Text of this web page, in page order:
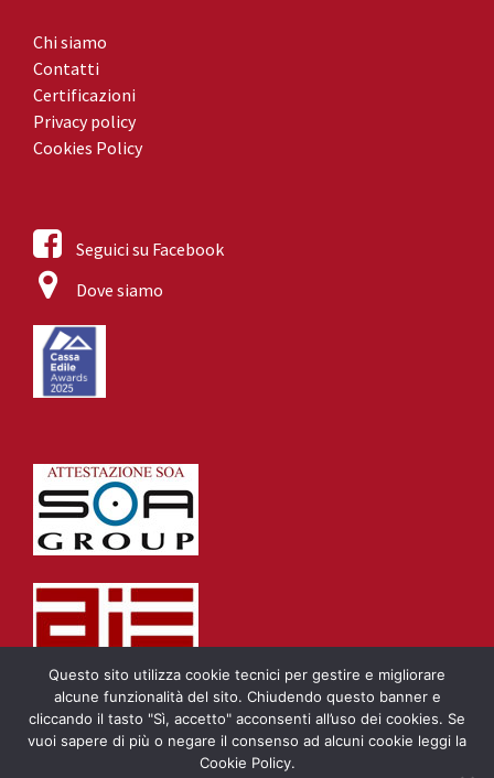
Chi siamo
Contatti
Certificazioni
Privacy policy
Cookies Policy
Seguici su Facebook
Dove siamo
Questo sito utilizza cookie tecnici per gestire e migliorare
alcune funzionalità del sito. Chiudendo questo banner e
cliccando il tasto "Sì, accetto" acconsenti all’uso dei cookies. Se
vuoi sapere di più o negare il consenso ad alcuni cookie leggi la
Cookie Policy.